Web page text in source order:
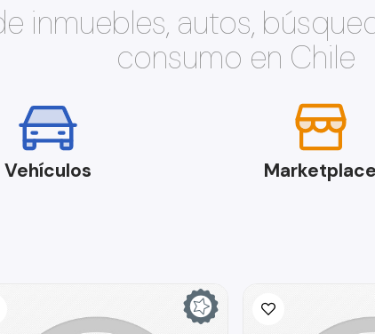
inmuebles, autos,
consumo en Chile
Vehículos Marketplace